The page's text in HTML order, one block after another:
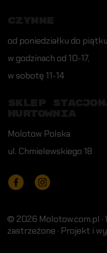
od poniedziałku do piątku
w godzinach od 10-17,
w sobotę 11-14
Molotow Polska
ul. Chmielewskiego 18
FacebookInstagram
© 2026 Molotow.com.pl ·
zastrzeżone · Projekt i